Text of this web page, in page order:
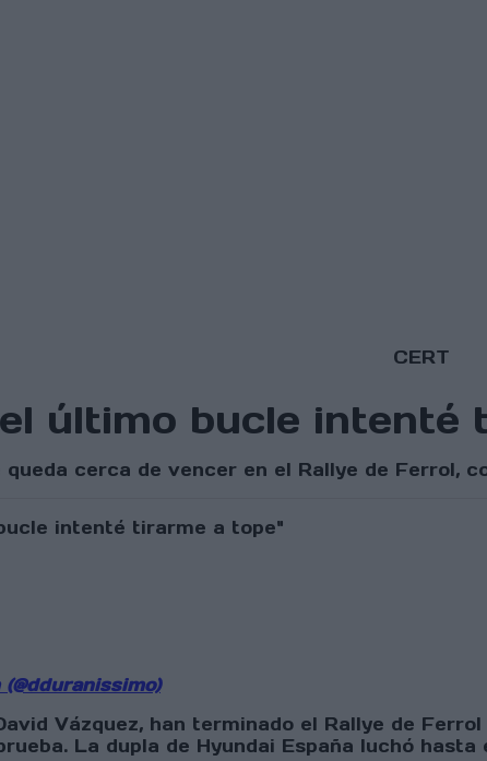
CERT
último bucle intenté
queda cerca de vencer en el Rallye de Ferrol,
Vázquez, han terminado el Rallye de
La dupla de Hyundai España luchó